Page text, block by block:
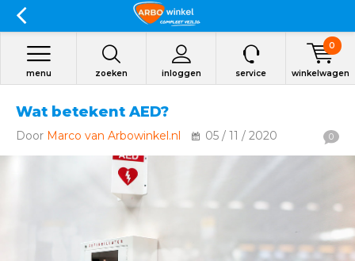
zoeken inloggen
menu service winkelwagen
0
Wat betekent AED?
Door Marco van Arbowinkel.nl 05 / 11 / 2020 0